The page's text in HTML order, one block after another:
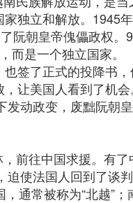
独立和解放。1945
阮朝皇帝傀儡政权
是一个独立国家。
签了正式的投降书
让美国人看到了机
动政变，废黜阮朝
前往中国求援。有
使法国人回到了谈
通常被称为“北越”